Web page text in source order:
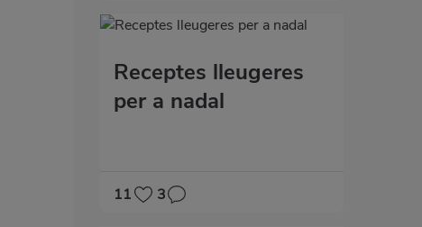
Receptes lleugeres
per a nadal
11 3